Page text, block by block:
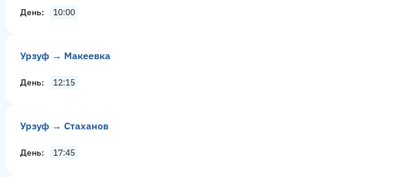
День 10:00
Урзуф → Макеевка
День 12:15
Урзуф → Стаханов
День 17:45